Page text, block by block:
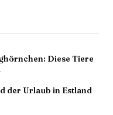
Diese Tiere
der Urlaub in Estland